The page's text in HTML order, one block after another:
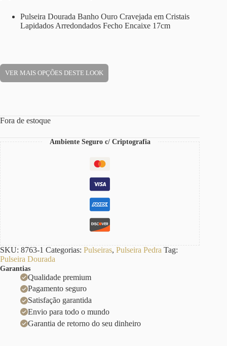
Pulseira Dourada Banho Ouro Cravejada em Cristais
Lapidados Arredondados Fecho Encaixe 17cm
VER MAIS OPÇÕES DESTE LOOK
Fora de estoque
Ambiente Seguro c/ Criptografia
SKU: 8763-1 Categorias: Pulseiras, Pulseira Pedra Tag:
Pulseira Dourada
Garantias
Qualidade premium
Pagamento seguro
Satisfação garantida
Envio para todo o mundo
Garantia de retorno do seu dinheiro